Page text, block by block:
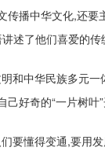
播中华文化,还
述了他们喜爱的
中华民族多元一
好奇的“一片树
要懂得变通,要